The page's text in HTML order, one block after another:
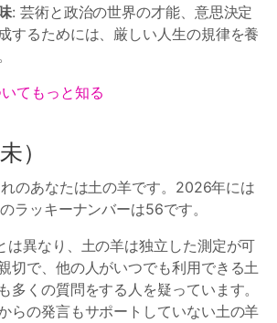
: 芸術と政治の世界の才能、意思決定
するためには、厳しい人生の規律を養
てもっと知る
）
のあなたは土の羊です。2026年には
ラッキーナンバーは56です。
は異なり、土の羊は独立した測定が可
切で、他の人がいつでも利用できる土
多くの質問をする人を疑っています。
らの発言もサポートしていない土の羊